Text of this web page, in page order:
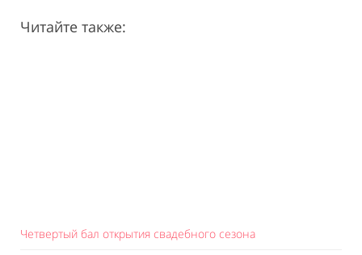
Читайте также:
Четвертый бал открытия свадебного сезона